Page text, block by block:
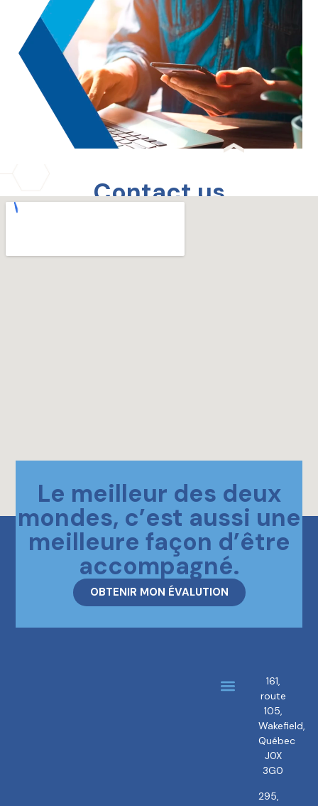
Contact us
Le meilleur des deux
mondes, c’est aussi une
meilleure façon d’être
accompagné.
OBTENIR MON ÉVALUTION
161,
route
105,
Wakefield,
Québec
J0X
3G0
295,